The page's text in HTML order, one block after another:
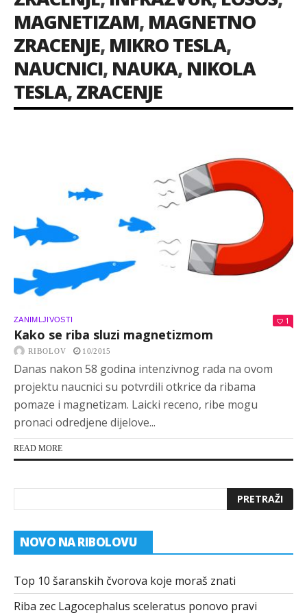
MAGNETIZAM, MAGNETNO
ZRACENJE, MIKRO TESLA,
NAUCNICI, NAUKA, NIKOLA
TESLA,ZRACENJE
ZANIMLJIVOSTI 1
Kako se riba sluzi magnetizmom
RIBOLOV 10/2015
Danas nakon 58 godina intenzivnog rada na ovom
projektu naucnici su potvrdili otkrice da ribama
pomaze i magnetizam. Laicki receno, ribe mogu
pronaci odredjene dijelove...
READ MORE
NOVO NA RIBOLOVU
Top 10 šaranskih čvorova koje moraš znati
Riba zec Lagocephalus sceleratus ponovo pravi